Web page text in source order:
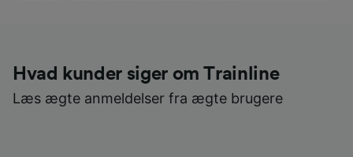
Hvad kunder siger om Trainline
Læs ægte anmeldelser fra ægte brugere